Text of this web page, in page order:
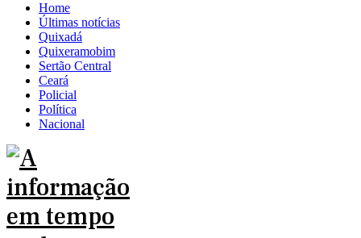
Home
Últimas notícias
Quixadá
Quixeramobim
Sertão Central
Ceará
Policial
Política
Nacional